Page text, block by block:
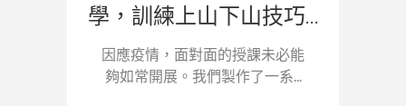
學，訓練上山下山技巧...
因應疫情，面對面的授課未必能
夠如常開展。我們製作了一系...